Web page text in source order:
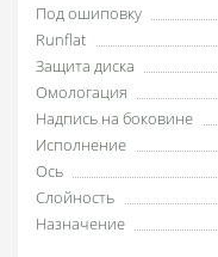
Под ошиповку
Runflat
Защита диска
Омологация
Надпись на боковине
Исполнение
Ось
Слойность
Назначение